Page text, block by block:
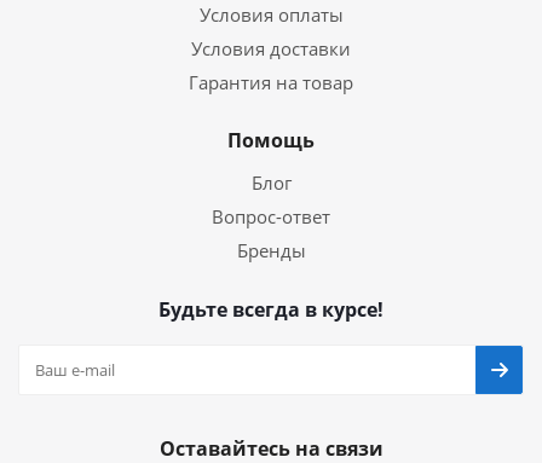
Условия оплаты
Условия доставки
Гарантия на товар
Помощь
Блог
Вопрос-ответ
Бренды
Будьте всегда в курсе!
Оставайтесь на связи